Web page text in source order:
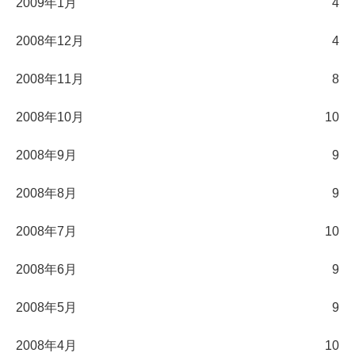
2008年12月 4
2008年11月 8
2008年10月 10
2008年9月 9
2008年8月 9
2008年7月 10
2008年6月 9
2008年5月 9
2008年4月 10